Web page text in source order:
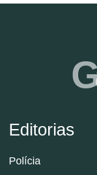
Editorias
Polícia